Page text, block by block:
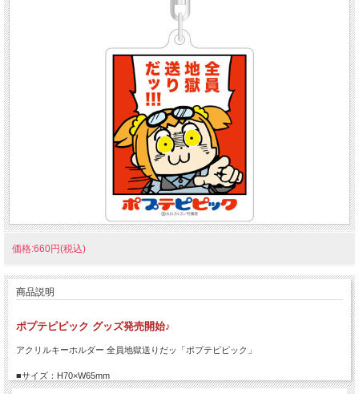
価格:660円(税込)
商品説明
ポプテピピック グッズ発売開始♪
アクリルキーホルダー 全員地獄送りだッ「ポプテピピック」
■サイズ：H70×W65mm